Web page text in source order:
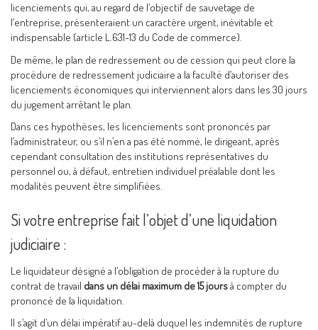
licenciements qui, au regard de l’objectif de sauvetage de
l’entreprise, présenteraient un caractère urgent, inévitable et
indispensable (article L.631-13 du Code de commerce).
De même, le plan de redressement ou de cession qui peut clore la
procédure de redressement judiciaire a la faculté d’autoriser des
licenciements économiques qui interviennent alors dans les 30 jours
du jugement arrêtant le plan.
Dans ces hypothèses, les licenciements sont prononcés par
l’administrateur, ou s’il n’en a pas été nommé, le dirigeant, après
cependant consultation des institutions représentatives du
personnel ou, à défaut, entretien individuel préalable dont les
modalités peuvent être simplifiées.
Si votre entreprise fait l’objet d’une liquidation
judiciaire :
Le liquidateur désigné a l’obligation de procéder à la rupture du
contrat de travail dans un délai maximum de 15 joursà compter du
prononcé de la liquidation.
Il s’agit d’un délai impératif au-delà duquel les indemnités de rupture